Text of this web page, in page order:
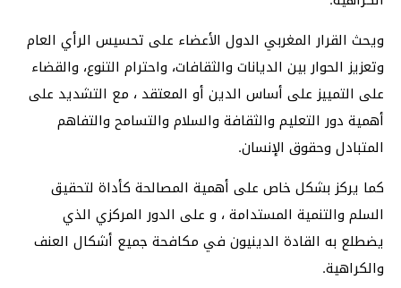
ويحث القرار المغربي الدول الأعضاء على تحسيس الرأي العام
وتعزيز الحوار بين الديانات والثقافات، واحترام التنوع، والقضاء
على التمييز على أساس الدين أو المعتقد ، مع التشديد على
أهمية دور التعليم والثقافة والسلام والتسامح والتفاهم
المتبادل وحقوق الإنسان.
كما يركز بشكل خاص على أهمية المصالحة كأداة لتحقيق
السلم والتنمية المستدامة ، و على الدور المركزي الذي
يضطلع به القادة الدينيون في مكافحة جميع أشكال العنف
والكراهية.